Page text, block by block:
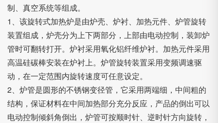
制、真空系统等组成。
1、该旋转式加热炉是由炉壳、炉衬、加热元件、炉管旋转
装置组成，炉壳分为上下两部分，上部由电动控制，装卸炉
管时可翻转打开。炉衬采用氧化铝纤维炉衬。加热元件采用
高温硅碳棒安装在炉衬上。炉管旋转装置采用变频调速驱
动，在一定范围内旋转速度可任意设定。
2、炉管是圆形的不锈钢变径管，它采用两端细，中间粗的
结构，保证材料在中间加热部分充分反应，产品的倒出可以
电动控制倾斜角倒出，炉管可按顺时针、逆时针方向旋转，